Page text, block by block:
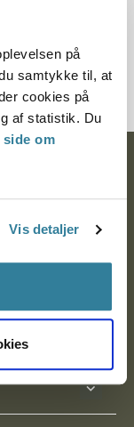
på
samtykke til, at
cookies på
af statistik. Du
om
Vis detaljer